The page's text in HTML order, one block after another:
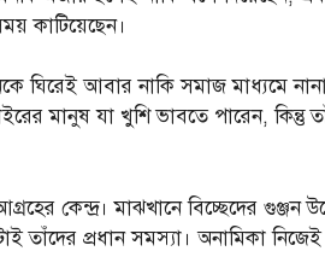
কাটিয়েছেন।
ঘিরেই আবার নাকি সমাজ মাধ্যমে
মানুষ যা খুশি ভাবতে পারেন,
কেন্দ্র। মাঝখানে বিচ্ছেদের গুঞ্জন
প্রধান সমস্যা। অনামিকা